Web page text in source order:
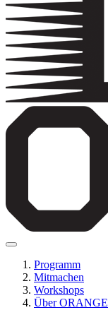
Programm
Mitmachen
Workshops
Über ORANGE